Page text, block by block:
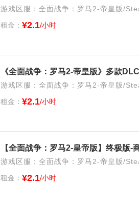
游戏区服：全面战争：罗马2-帝皇版/
租金： ¥2.1/小时
《全面战争：罗马2-帝皇版》多款
游戏区服：全面战争：罗马2-帝皇版/
租金： ¥2.1/小时
【全面战争：罗马2-皇帝版】终极版-
游戏区服：全面战争：罗马2-帝皇版/
租金： ¥2.1/小时